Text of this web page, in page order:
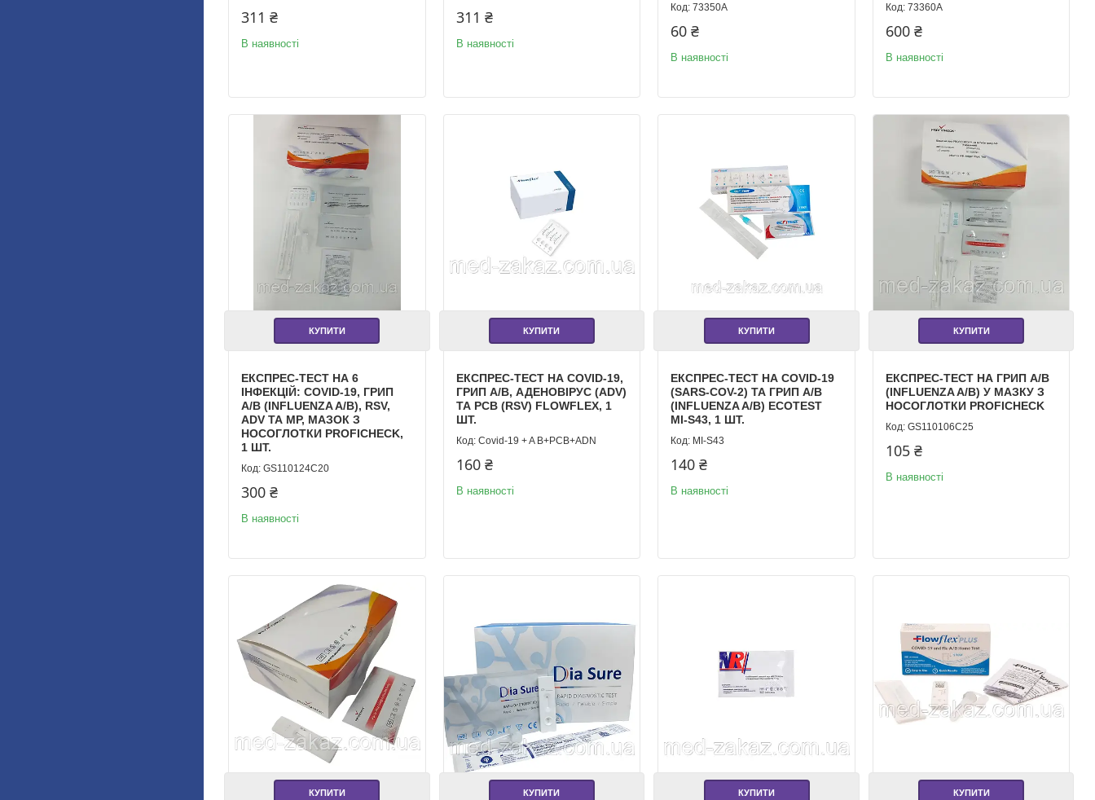
311 ₴
В наявності
311 ₴
В наявності
73350A
60 ₴
В наявності
73360A
600 ₴
В наявності
КУПИТИ
ЕКСПРЕС-ТЕСТ НА 6
ІНФЕКЦІЙ: COVID-19, ГРИП
A/B (INFLUENZA A/B), RSV,
ADV ТА MP, МАЗОК З
НОСОГЛОТКИ PROFICHECK,
1 ШТ.
GS110124C20
300 ₴
В наявності
КУПИТИ
ЕКСПРЕС-ТЕСТ НА COVID-19,
ГРИП A/B, АДЕНОВІРУС (ADV)
ТА РСВ (RSV) FLOWFLEX, 1
ШТ.
Covid-19 + A B+PCB+ADN
160 ₴
В наявності
КУПИТИ
ЕКСПРЕС-ТЕСТ НА COVID-19
(SARS-COV-2) ТА ГРИП A/B
(INFLUENZA A/B) ECOTEST
MI-S43, 1 ШТ.
MI-S43
140 ₴
В наявності
КУПИТИ
ЕКСПРЕС-ТЕСТ НА ГРИП A/B
(INFLUENZA A/B) У МАЗКУ З
НОСОГЛОТКИ PROFICHECK
GS110106C25
105 ₴
В наявності
КУПИТИ КУПИТИ КУПИТИ КУПИТИ